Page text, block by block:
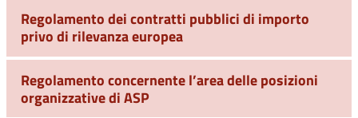
Regolamento dei contratti pubblici di importo
privo di rilevanza europea
Regolamento concernente l’area delle posizioni
organizzative di ASP